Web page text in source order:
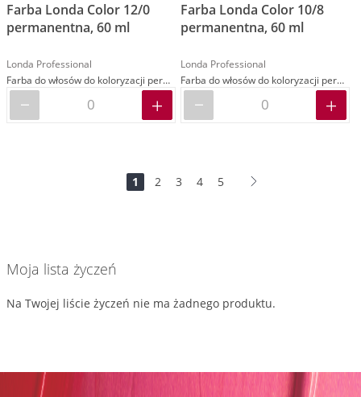
Farba Londa Color 12/0
permanentna, 60 ml
Londa Professional
Farba do włosów do koloryzacji permanentnej
Farba Londa Color 10/8
permanentna, 60 ml
Londa Professional
Farba do włosów do koloryzacji permanentnej
Strona
Jesteś
1 Strona
2 Strona
3 Strona
4 Strona
5
Moja lista życzeń
Na Twojej liście życzeń nie ma żadnego produktu.